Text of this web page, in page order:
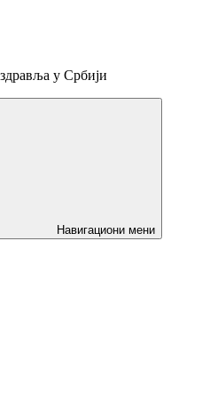
у Србији
Навигациони мени